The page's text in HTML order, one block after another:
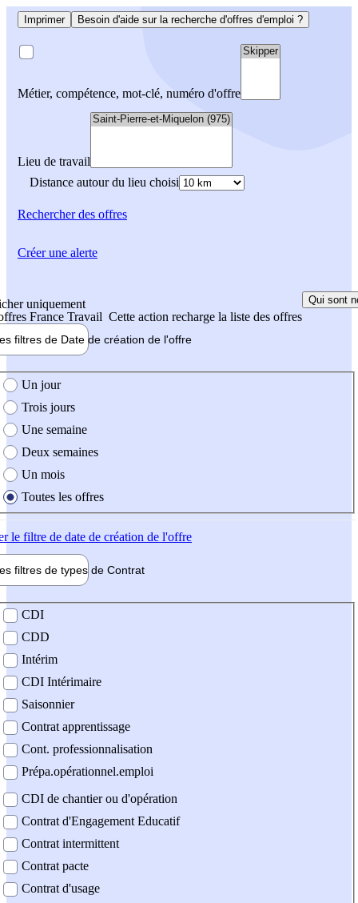
Imprimer Besoin d'aide sur la recherche d'offres d'emploi ?
Métier, compétence, mot-clé, numéro d'offre
Lieu de travail
Distance autour du lieu choisi
Rechercherdes offres
uniquement
France Travail Cette action recharge la liste des offres
Qui sont
filtres de Date de création de l'offre
création de l'offre
Un jour
Trois jours
Une semaine
Deux semaines
Un mois
Toutes les offres
le filtre de date de création de l'offre
filtres de types de Contrat
contrat
CDI
CDD
Intérim
CDI Intérimaire
Saisonnier
Contrat apprentissage
Cont. professionnalisation
Prépa.opérationnel.emploi
CDI de chantier ou d'opération
Contrat d'Engagement Educatif
Contrat intermittent
Contrat pacte
Contrat d'usage
Créer une alerte